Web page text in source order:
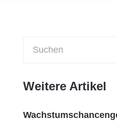
Weitere Artikel